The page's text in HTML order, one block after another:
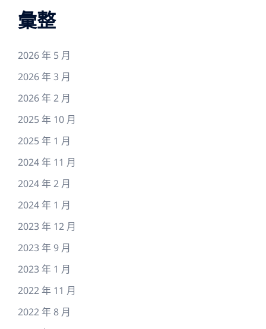
彙整
2026 年 5 月
2026 年 3 月
2026 年 2 月
2025 年 10 月
2025 年 1 月
2024 年 11 月
2024 年 2 月
2024 年 1 月
2023 年 12 月
2023 年 9 月
2023 年 1 月
2022 年 11 月
2022 年 8 月